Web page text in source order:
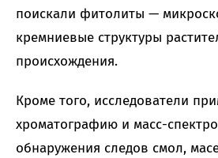
поискали фитолиты —
кремниевые структуры
происхождения.
Кроме того, исследователи
хроматографию и масс-
обнаружения следов смол,